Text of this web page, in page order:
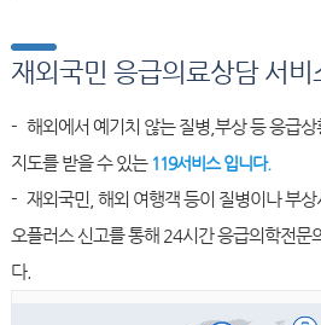
재외국민 응급의료상담 서비
- 해외에서 예기치 않는 질병,부상 등 응급상
지도를 받을 수 있는 119서비스 입니다.
- 재외국민, 해외 여행객 등이 질병이나 부
오플러스 신고를 통해 24시간 응급의학전문
다.